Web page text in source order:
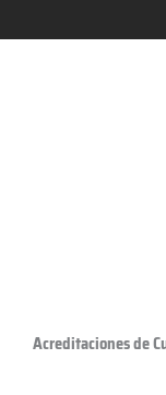
Acreditaciones de